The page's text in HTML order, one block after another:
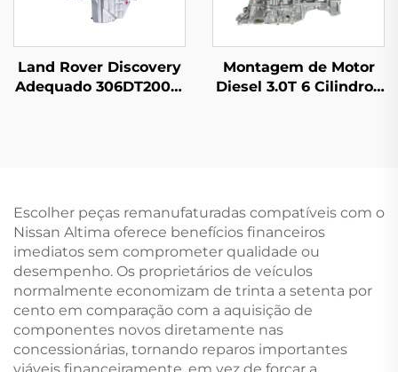
Land Rover Discovery
Adequado 306DT2005-
Montagem de Motor
Diesel 3.0T 6 Cilindros
Escolher peças remanufaturadas compatíveis com o
Nissan Altima oferece benefícios financeiros
imediatos sem comprometer qualidade ou
desempenho. Os proprietários de veículos
normalmente economizam de trinta a setenta por
cento em comparação com a aquisição de
componentes novos diretamente nas
concessionárias, tornando reparos importantes